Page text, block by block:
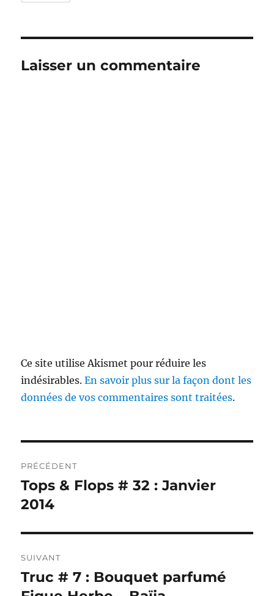
Laisser un commentaire
Ce site utilise Akismet pour réduire les
indésirables.En savoir plus sur la façon dont les
données de vos commentaires sont traitées.
de
l’article
PRÉCÉDENT
Publication
précédente :
Tops & Flops # 32 : Janvier
2014
SUIVANT
Publication
suivante :
Truc # 7 : Bouquet parfumé